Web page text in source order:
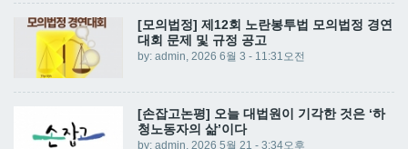
[모의법정] 제12회 노란봉투법 모의법정 경연
대회 문제 및 규정 공고
by: admin, 2026 6월 3 - 11:31오전
[손잡고논평] 오늘 대법원이 기각한 것은 ‘하
청노동자의 삶’이다
by: admin, 2026 5월 21 - 3:34오후